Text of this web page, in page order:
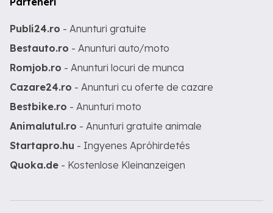
Publi24.ro - Anunturi gratuite
Bestauto.ro - Anunturi auto/moto
Romjob.ro - Anunturi locuri de munca
Cazare24.ro - Anunturi cu oferte de cazare
Bestbike.ro - Anunturi moto
Animalutul.ro - Anunturi gratuite animale
Startapro.hu - Ingyenes Apróhirdetés
Quoka.de - Kostenlose Kleinanzeigen